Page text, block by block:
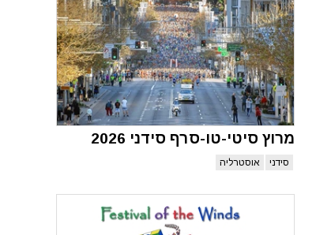
מרוץ סיטי-טו-סרף סידני 2026
סידני אוסטרליה